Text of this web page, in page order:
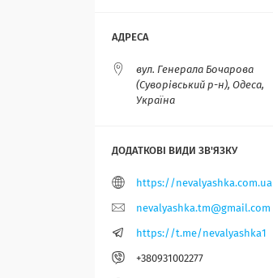
вул. Генерала Бочарова
(Суворівський р-н), Одеса,
Україна
https://nevalyashka.com.ua
nevalyashka.tm@gmail.com
https://t.me/nevalyashka1
+380931002277